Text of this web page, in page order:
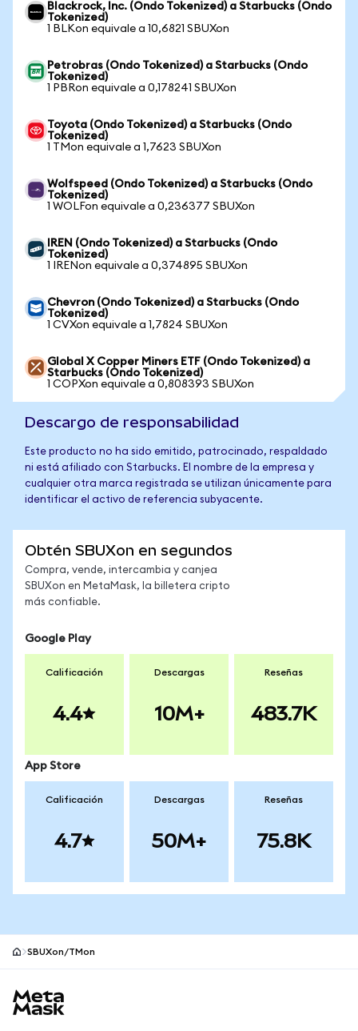
Blackrock, Inc. (Ondo Tokenized) a Starbucks (Ondo
Tokenized)
1 BLKon equivale a 10,6821 SBUXon
Petrobras (Ondo Tokenized) a Starbucks (Ondo
Tokenized)
1 PBRon equivale a 0,178241 SBUXon
Toyota (Ondo Tokenized) a Starbucks (Ondo
Tokenized)
1 TMon equivale a 1,7623 SBUXon
Wolfspeed (Ondo Tokenized) a Starbucks (Ondo
Tokenized)
1 WOLFon equivale a 0,236377 SBUXon
IREN (Ondo Tokenized) a Starbucks (Ondo
Tokenized)
1 IRENon equivale a 0,374895 SBUXon
Chevron (Ondo Tokenized) a Starbucks (Ondo
Tokenized)
1 CVXon equivale a 1,7824 SBUXon
Global X Copper Miners ETF (Ondo Tokenized) a
Starbucks (Ondo Tokenized)
1 COPXon equivale a 0,808393 SBUXon
Descargo de responsabilidad
Este producto no ha sido emitido, patrocinado, respaldado
ni está afiliado con Starbucks. El nombre de la empresa y
cualquier otra marca registrada se utilizan únicamente para
identificar el activo de referencia subyacente.
Obtén SBUXon en segundos
Compra, vende, intercambia y canjea
SBUXon en MetaMask, la billetera cripto
más confiable.
Google Play
Calificación
4.4
Descargas
10M+
Reseñas
483.7K
App Store
Calificación
4.7
Descargas
50M+
Reseñas
75.8K
SBUXon/TMon